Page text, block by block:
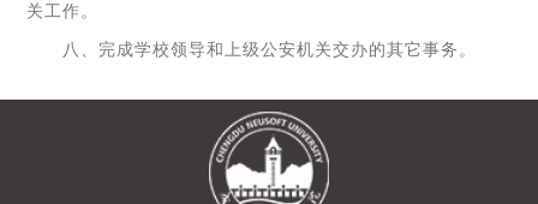
关工作。
八、完成学校领导和上级公安机关交办的其它事务。